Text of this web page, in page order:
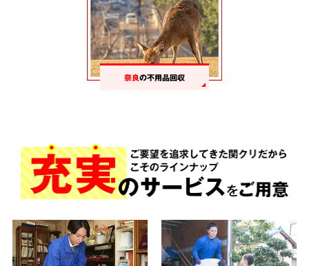
テーブル
石油ファンヒーター
スプレー缶 本
掃除機 傘
奈良の不用品回収